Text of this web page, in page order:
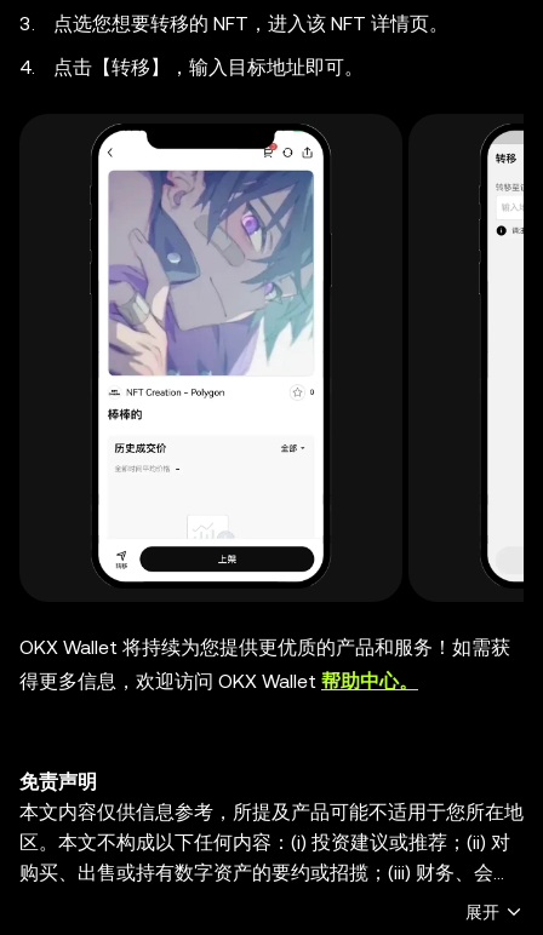
点选您想要转移的 NFT，进入该 NFT 详情页。
点击【转移】，输入目标地址即可。
OKX Wallet 将持续为您提供更优质的产品和服务！如需获
得更多信息，欢迎访问 OKX Wallet 帮助中心。
免责声明
本文内容仅供信息参考，所提及产品可能不适用于您所在地
区。本文不构成以下任何内容：(i) 投资建议或推荐；(ii) 对
购买、出售或持有数字资产的要约或招揽；(iii) 财务、会
计、法律或税务建议。持有数字资产（包括稳定币及NFT）
展开